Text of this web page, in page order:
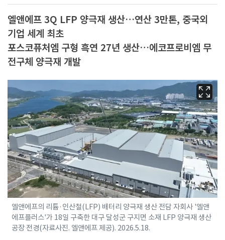
엘앤에프 3Q LFP 양극재 생산…연산 3만톤, 중국외
기업 세계 최초
포스코퓨처엠 구형 흑연 27년 생산…에코프로비엠 무
전구체 양극재 개발
엘앤에프의 리튬·인산철(LFP) 배터리 양극재 생산 전담 자회사 '엘앤
에프플러스'가 18일 구축한 대구 달성군 구지면 소재 LFP 양극재 생산
공장 전경(자료사진. 엘앤에프 제공). 2026.5.18.